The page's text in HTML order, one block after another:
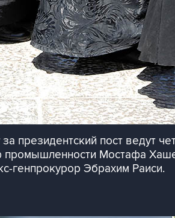
президентский пост ведут
промышленности Мостафа
генпрокурор Эбрахим Раиси.